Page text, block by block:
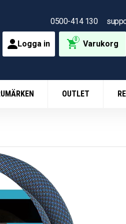
0500-414 130
Logga in 0 Varukorg
OUTLET